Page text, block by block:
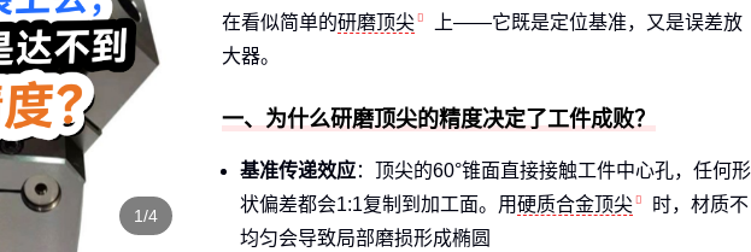
1/4
在看似简单的研磨顶尖
上——它既是定位基准，又是误差放
大器。
一、为什么研磨顶尖的精度决定了工件成败？
基准传递效应：顶尖的60°锥面直接接触工件中心孔，任何形
状偏差都会1:1复制到加工面。用硬质合金顶尖
时，材质不
均匀会导致局部磨损形成椭圆